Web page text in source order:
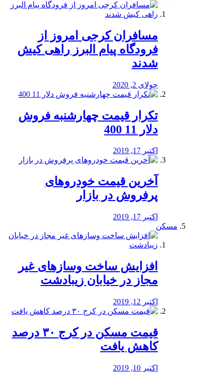
مسافران کرجی امروز از
فرودگاه پیام البرز راهی کیش
شدند
جولای 2, 2020
تکرار قیمت چهارشنبه فروش
دلار 11 400
اکتبر 17, 2019
آخرین قیمت خودرو‌های
پرفروش در بازار
اکتبر 17, 2019
مسکن
افزایش ساخت وسازهای غیر
مجاز در خیابان زیبادشت
اکتبر 12, 2019
️قیمت مسکن در کرج ۳۰ درصد
کاهش یافت
اکتبر 10, 2019